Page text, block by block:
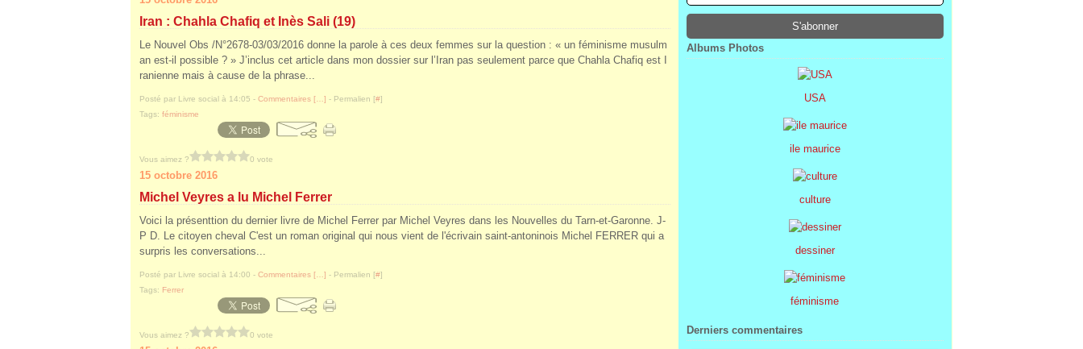
Iran : Chahla Chafiq et Inès Sali (19)
Le Nouvel Obs /N°2678-03/03/2016 donne la parole à ces deux femmes sur la question : « un féminisme musulm
an est-il possible ? » J’inclus cet article dans mon dossier sur l’Iran pas seulement parce que Chahla Chafiq est I
ranienne mais à cause de la phrase...
Posté par Livre social à 14:05 - Commentaires [ ] - Permalien [#]
Tags: féminisme
Vous aimez ? 0 vote
15 octobre 2016
Michel Veyres a lu Michel Ferrer
Voici la présenttion du dernier livre de Michel Ferrer par Michel Veyres dans les Nouvelles du Tarn-et-Garonne. J-
P D. Le citoyen cheval C'est un roman original qui nous vient de l'écrivain saint-antoninois Michel FERRER qui a
surpris les conversations...
Posté par Livre social à 14:00 - Commentaires [ ] - Permalien [#]
Tags: Ferrer
Vous aimez ? 0 vote
Janvier(68)
Février(7)
Janvier(2)
Albums Photos
USA
ile maurice
culture
dessiner
féminisme
Derniers commentaires